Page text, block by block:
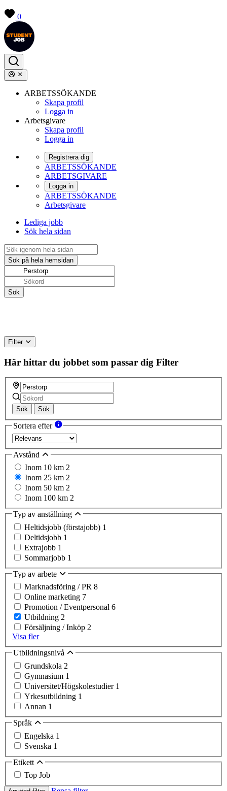
0
ARBETSSÖKANDE
Skapa profil
Logga in
Arbetsgivare
Skapa profil
Logga in
Registrera dig
ARBETSSÖKANDE
ARBETSGIVARE
Logga in
ARBETSSÖKANDE
Arbetsgivare
Lediga jobb
Sök hela sidan
Filter
Här hittar du jobbet som passar dig Filter
Sök Sök
Sortera efter
Avstånd
Inom 10 km 2
Inom 25 km 2
Inom 50 km 2
Inom 100 km 2
Typ av anställning
Heltidsjobb (förstajobb) 1
Deltidsjobb 1
Extrajobb 1
Sommarjobb 1
Typ av arbete
Marknadsföring / PR 8
Online marketing 7
Promotion / Eventpersonal 6
Utbildning 2
Försäljning / Inköp 2
Visa fler
Utbildningsnivå
Grundskola 2
Gymnasium 1
Universitet/Högskolestudier 1
Yrkesutbildning 1
Annan 1
Språk
Engelska 1
Svenska 1
Etikett
Top Job